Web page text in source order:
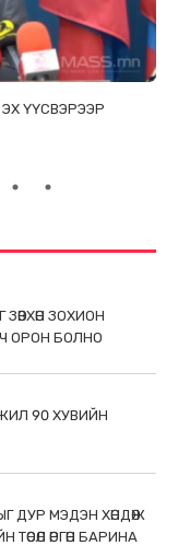
ҮҮСВЭРЭЭР
ЗОХИОН
ОРОН БОЛНО
90 ХУВИЙН
ДУР МЭДЭН ХӨНДӨЖ
ТӨСӨЛ ӨРГӨН БАРИНА